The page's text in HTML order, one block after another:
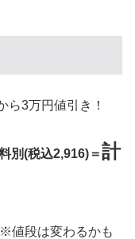
ら3万円値引き！
別(税込2,916)＝計
値段は変わるかも